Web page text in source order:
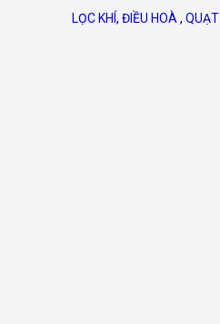
LỌC KHÍ,ĐIỀU HOÀ,QUẠT